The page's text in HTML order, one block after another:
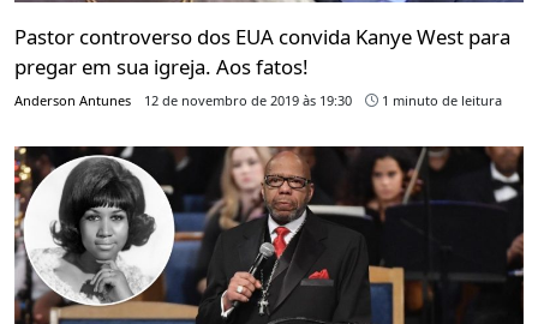
Pastor controverso dos EUA convida Kanye West para
pregar em sua igreja. Aos fatos!
Anderson Antunes 12 de novembro de 2019 às 19:30 1 minuto de leitura